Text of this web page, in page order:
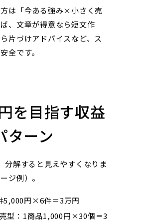
は「今ある強み×小さく売
、文章が得意なら短文作
片づけアドバイスなど、ス
全です。
を目指す収益
ターン
分解すると見えやすくなりま
ジ例）。
5,000円×6件＝3万円
型：1商品1,000円×30個＝3